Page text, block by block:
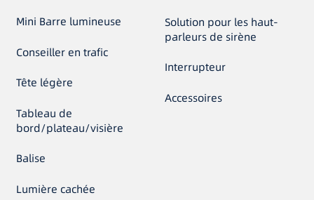
Mini Barre lumineuse
Conseiller en trafic
Tête légère
Tableau de
bord/plateau/visière
Balise
Lumière cachée
Solution pour les haut-
parleurs de sirène
Interrupteur
Accessoires